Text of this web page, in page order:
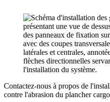
Contactez-nous à propos de
contre l'abrasion du plancher cargo